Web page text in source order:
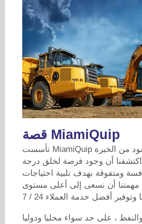
قصة MiamiQuip
تأسست MiamiQuip من قبل فريق من المهنيين مع أكثر من أربعة عقود من الخبرة
اكتشفنا أن وجود فرصة لخلق درجة
ومتفوقة بهدف تلبية احتياجات
مهمتنا أن نسعى إلى أعلى مستوى
، على حد سواء محليا ودوليا